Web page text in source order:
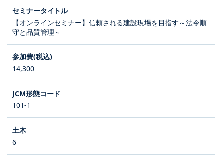
【オンラインセミナー】信頼される建設現場を目指す～法令順
守と品質管理～
14,300
101-1
6